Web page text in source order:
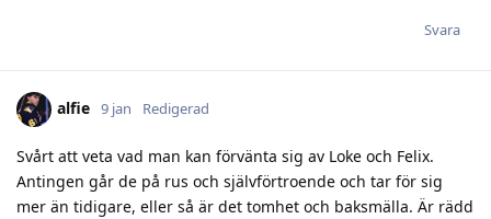
Svara
alfie 9 jan Redigerad
Svårt att veta vad man kan förvänta sig av Loke och Felix.
Antingen går de på rus och självförtroende och tar för sig
mer än tidigare, eller så är det tomhet och baksmälla. Är rädd